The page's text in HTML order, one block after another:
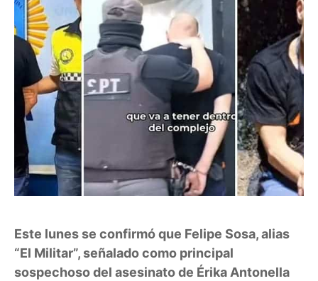
Este lunes se confirmó que Felipe Sosa, alias
“El Militar”, señalado como principal
sospechoso del asesinato de Érika Antonella